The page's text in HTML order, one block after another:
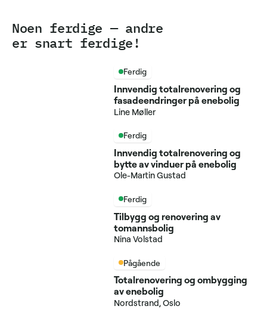
Noen ferdige — andre
er snart ferdige!
Ferdig
Innvendig totalrenovering og
fasadeendringer på enebolig
Line Møller
Ferdig
Innvendig totalrenovering og
bytte av vinduer på enebolig
Ole-Martin Gustad
Ferdig
Tilbygg og renovering av
tomannsbolig
Nina Volstad
Pågående
Totalrenovering og ombygging
av enebolig
Nordstrand, Oslo